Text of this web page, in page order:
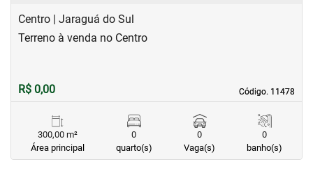
Centro | Jaraguá do Sul
Código. 11478
Código. 11478
Terreno à venda no Centro
R$ 0,00
300,00 m²
Área principal
0
quarto(s)
0
Vaga(s)
0
banho(s)